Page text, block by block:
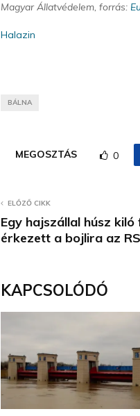
Magyar Állatvédelem, forrás:
Halazin
BÁLNA
MEGOSZTÁS 0
ELŐZŐ CIKK
Egy hajszállal húsz
érkezett a bojlira az
KAPCSOLÓDÓ